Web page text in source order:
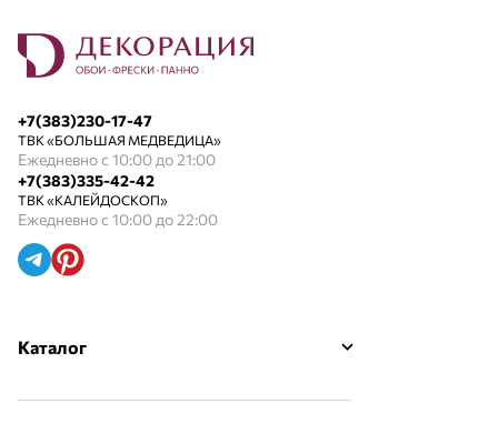
+7(383)230-17-47
ТВК «БОЛЬШАЯ МЕДВЕДИЦА»
Ежедневно с 10:00 до 21:00
+7(383)335-42-42
ТВК «КАЛЕЙДОСКОП»
Ежедневно с 10:00 до 22:00
Каталог